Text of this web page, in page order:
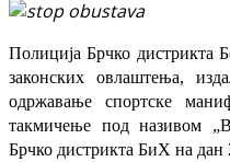
Полиција Брчко дистрикта
законских овлаштења,
одржавање спортске
такмичење под називом
Брчко дистрикта БиХ на дан